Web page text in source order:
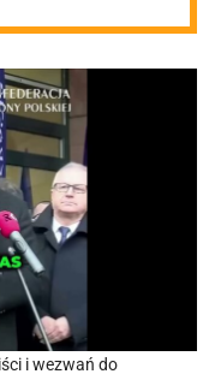
i wezwań do